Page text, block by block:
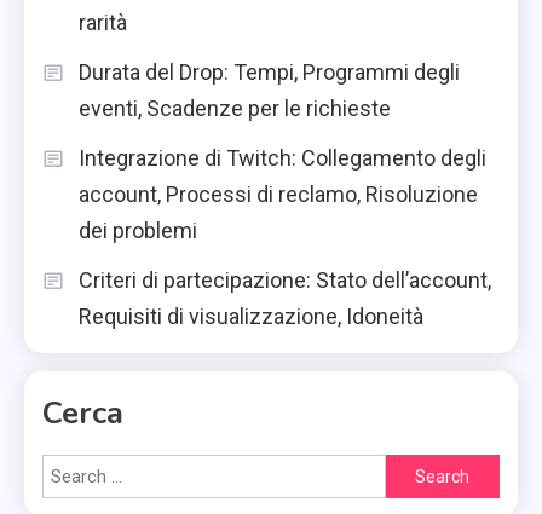
rarità
Durata del Drop: Tempi, Programmi degli
eventi, Scadenze per le richieste
Integrazione di Twitch: Collegamento degli
account, Processi di reclamo, Risoluzione
dei problemi
Criteri di partecipazione: Stato dell’account,
Requisiti di visualizzazione, Idoneità
Cerca
Search
for: